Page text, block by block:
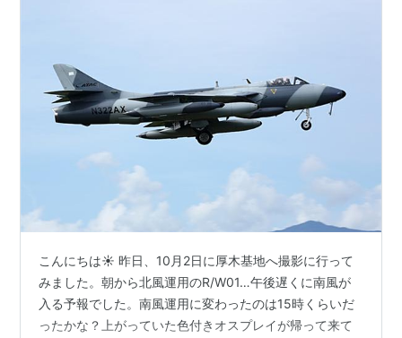
こんにちは☀️ 昨日、10月2日に厚木基地へ撮影に行って
みました。朝から北風運用のR/W01…午後遅くに南風が
入る予報でした。南風運用に変わったのは15時くらいだ
ったかな？上がっていた色付きオスプレイが帰って来て